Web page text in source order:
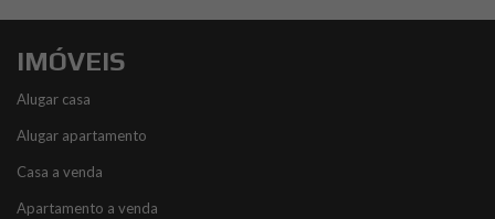
IMÓVEIS
Alugar casa
Alugar apartamento
Casa a venda
Apartamento a venda